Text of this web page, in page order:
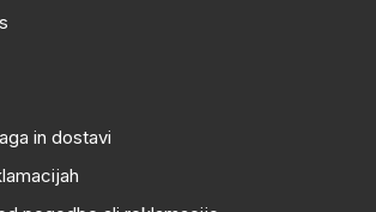
in dostavi